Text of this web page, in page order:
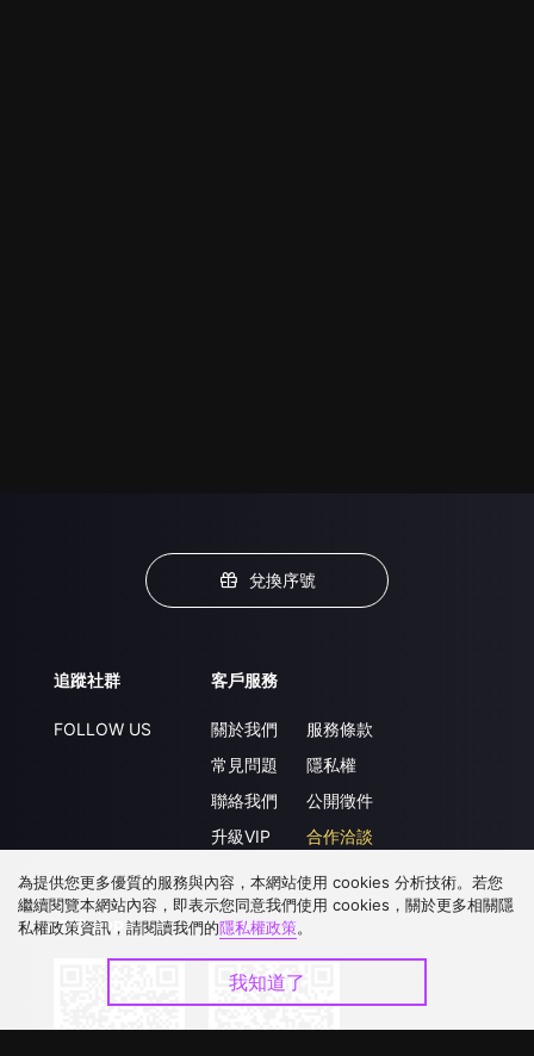
兌換序號
追蹤社群
FOLLOW US
客戶服務
關於我們
常見問題
聯絡我們
升級VIP
服務條款
隱私權
公開徵件
合作洽談
下載 APP
為提供您更多優質的服務與內容，本網站使用 cookies 分析技術。若您
繼續閱覽本網站內容，即表示您同意我們使用 cookies，關於更多相關隱
私權政策資訊，請閱讀我們的隱私權政策。
我知道了